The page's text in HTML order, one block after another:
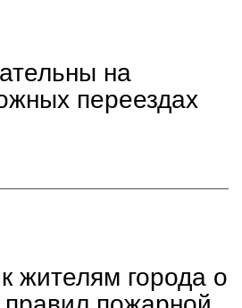
на
переездах
жителям города о